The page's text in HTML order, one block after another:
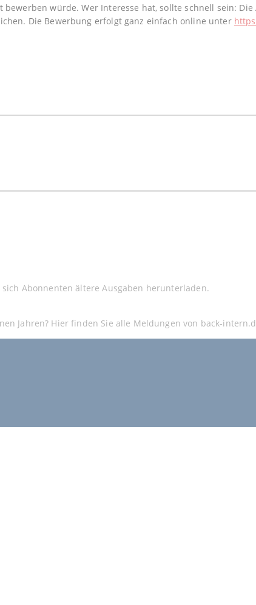
würde. Wer Interesse hat, sollte schnell sein:
Die Bewerbung erfolgt ganz einfach online unter
Abonnenten ältere Ausgaben herunterladen.
Jahren? Hier finden Sie alle Meldungen von back-